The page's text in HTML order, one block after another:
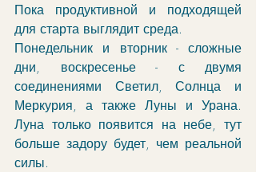
Пока продуктивной и подходящей
для старта выглядит среда.
Понедельник и вторник - сложные
дни, воскресенье - с двумя
соединениями Светил, Солнца и
Меркурия, а также Луны и Урана.
Луна только появится на небе, тут
больше задору будет, чем реальной
силы.